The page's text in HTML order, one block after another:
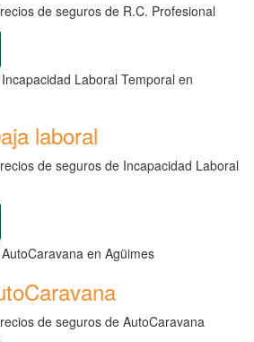
de seguros de R.C. Profesional
laboral
de seguros de Incapacidad Laboral
de seguros de AutoCaravana